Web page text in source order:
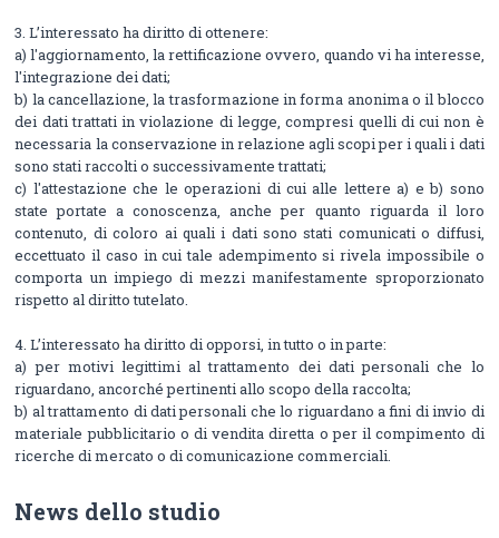
3. L’interessato ha diritto di ottenere:
a) l'aggiornamento, la rettificazione ovvero, quando vi ha interesse,
l'integrazione dei dati;
b) la cancellazione, la trasformazione in forma anonima o il blocco
dei dati trattati in violazione di legge, compresi quelli di cui non è
necessaria la conservazione in relazione agli scopi per i quali i dati
sono stati raccolti o successivamente trattati;
c) l'attestazione che le operazioni di cui alle lettere a) e b) sono
state portate a conoscenza, anche per quanto riguarda il loro
contenuto, di coloro ai quali i dati sono stati comunicati o diffusi,
eccettuato il caso in cui tale adempimento si rivela impossibile o
comporta un impiego di mezzi manifestamente sproporzionato
rispetto al diritto tutelato.
4. L’interessato ha diritto di opporsi, in tutto o in parte:
a) per motivi legittimi al trattamento dei dati personali che lo
riguardano, ancorché pertinenti allo scopo della raccolta;
b) al trattamento di dati personali che lo riguardano a fini di invio di
materiale pubblicitario o di vendita diretta o per il compimento di
ricerche di mercato o di comunicazione commerciali.
News dello studio